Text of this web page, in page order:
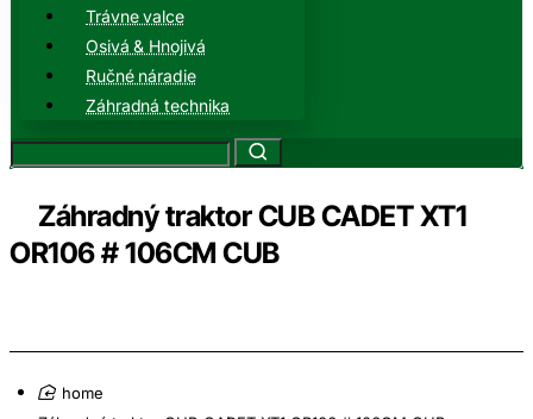
Trávne valce
Osivá & Hnojivá
Ručné náradie
Záhradná technika
Záhradný traktor CUB CADET XT1
OR106 # 106CM CUB
home